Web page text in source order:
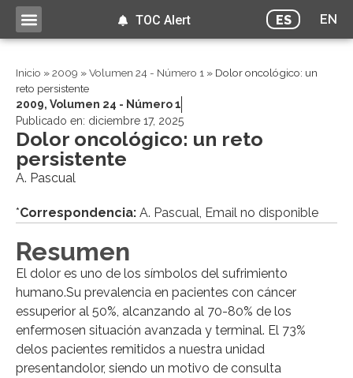
ES EN
TOC Alert
Inicio »2009 »Volumen 24 - Número 1 » Dolor oncológico: un
reto persistente
2009, Volumen 24 - Número 1
Publicado en: diciembre 17, 2025
Dolor oncológico: un reto
persistente
A. Pascual
*Correspondencia: A. Pascual, Email no disponible
Resumen
El dolor es uno de los símbolos del sufrimiento
humano.Su prevalencia en pacientes con cáncer
essuperior al 50%, alcanzando al 70-80% de los
enfermosen situación avanzada y terminal. El 73%
delos pacientes remitidos a nuestra unidad
presentandolor, siendo un motivo de consulta